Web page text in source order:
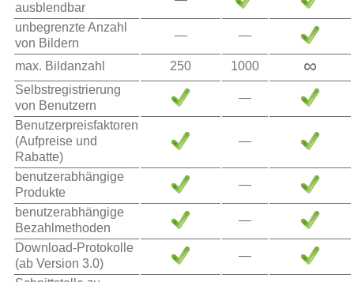
ausblendbar
unbegrenzte Anzahl
von Bildern
— —
max. Bildanzahl 250 1000 ∞
Selbstregistrierung
von Benutzern
—
Benutzerpreisfaktoren
(Aufpreise und
Rabatte)
—
benutzerabhängige
Produkte
—
benutzerabhängige
Bezahlmethoden
—
Download-Protokolle
(ab Version 3.0)
—